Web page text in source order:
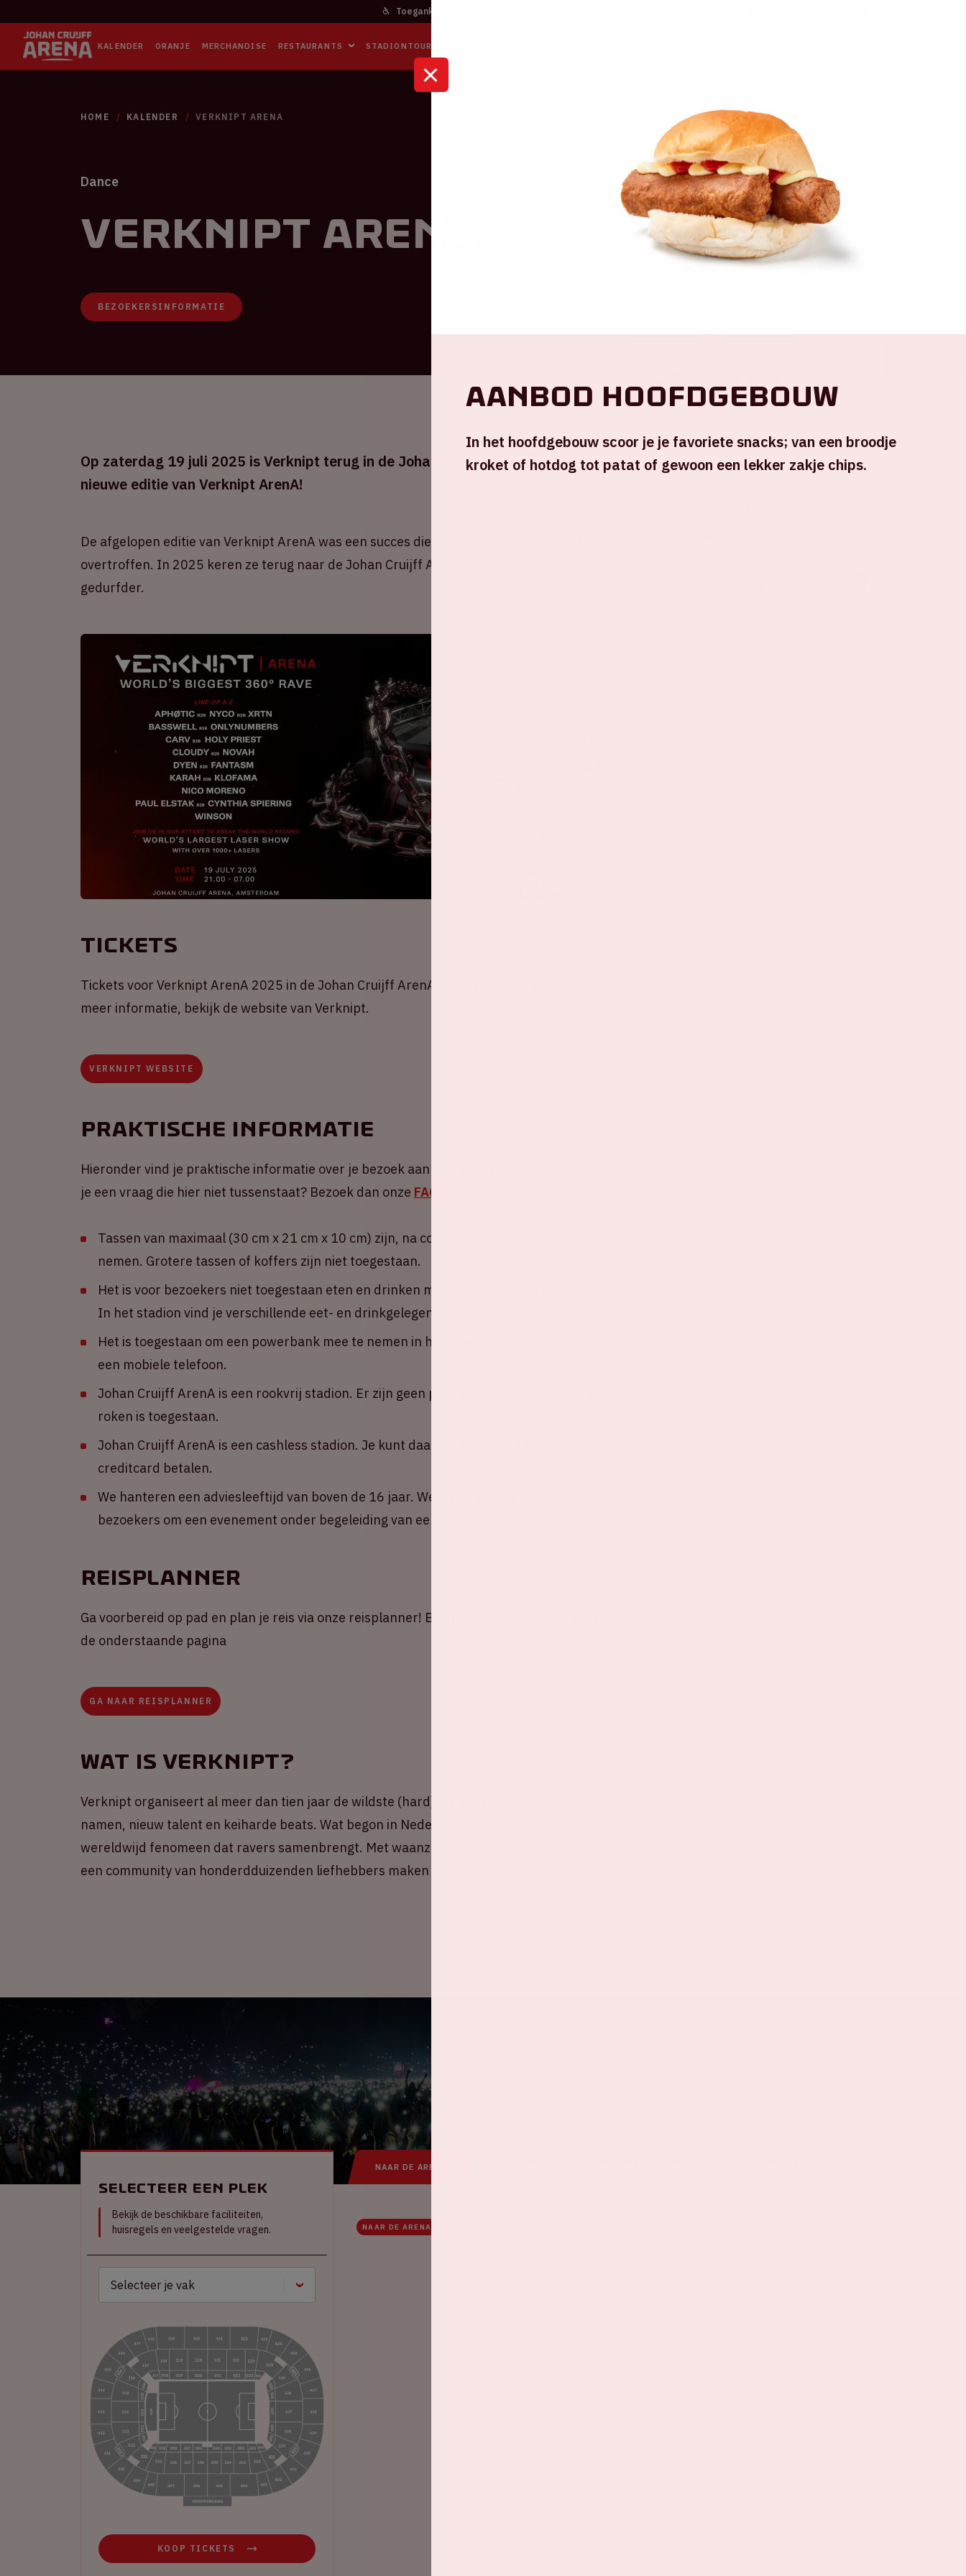
Toegankelijkheid
KALENDER ORANJE MERCHANDISE RESTAURANTS STADIONTOURS
HOME KALENDER VERKNIPT ARENA
Dance
Verknipt ArenA
BEZOEKERSINFORMATIE
Op zaterdag 19 juli 2025 is Verknipt terug in de Johan Cruijff ArenA voor een
nieuwe editie van Verknipt ArenA!
De afgelopen editie van Verknipt ArenA was een succes die alle verwachtingen heeft
overtroffen. In 2025 keren ze terug naar de Johan Cruijff ArenA - harder, groter en
gedurfder.
Tickets
Tickets voor Verknipt ArenA 2025 in de Johan Cruijff ArenA zijn nu in de verkoop. Voor
meer informatie, bekijk de website van Verknipt.
VERKNIPT WEBSITE
Praktische informatie
Hieronder vind je praktische informatie over je bezoek aan de Johan Cruijff ArenA. Heb
je een vraag die hier niet tussenstaat? Bezoek dan onze FAQ
Tassen van maximaal (30 cm x 21 cm x 10 cm) zijn, na controle, toegestaan om mee te
nemen. Grotere tassen of koffers zijn niet toegestaan.
Het is voor bezoekers niet toegestaan eten en drinken mee het stadion in te nemen.
In het stadion vind je verschillende eet- en drinkgelegenheden.
Het is toegestaan om een powerbank mee te nemen in het stadion, niet groter dan
een mobiele telefoon.
Johan Cruijff ArenA is een rookvrij stadion. Er zijn geen plekken in het stadion waar
roken is toegestaan.
Johan Cruijff ArenA is een cashless stadion. Je kunt daarom alleen met je bankpas of
creditcard betalen.
We hanteren een adviesleeftijd van boven de 16 jaar. We adviseren jongere
bezoekers om een evenement onder begeleiding van een meerderjarige te bezoeken.
Reisplanner
Ga voorbereid op pad en plan je reis via onze reisplanner! Bekijk alle mogelijkheden via
de onderstaande pagina
GA NAAR REISPLANNER
Wat is Verknipt?
Verknipt organiseert al meer dan tien jaar de wildste (hard) techno raves, met grote
namen, nieuw talent en keiharde beats. Wat begon in Nederland groeide uit tot een
wereldwijd fenomeen dat ravers samenbrengt. Met waanzinnige visuals, lasershows en
een community van honderdduizenden liefhebbers maken ze elke nacht onvergetelijk.
Johan Cruijff ArenA
NAAR DE ARENA
NAAR DE ARENA
Selecteer een plek
Bekijk de beschikbare faciliteiten,
huisregels en veelgestelde vragen.
KOOP TICKETS
Aanbod hoofdgebouw
In het hoofdgebouw scoor je je favoriete snacks; van een broodje
kroket of hotdog tot patat of gewoon een lekker zakje chips.